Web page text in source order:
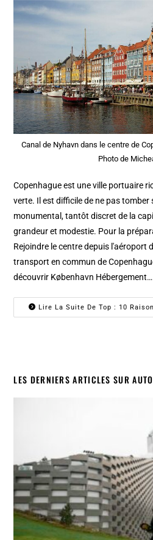
Canal de Nyhavn dans le centre de
Photo de
Copenhague est une ville portuaire
verte. Il est difficile de ne pas
monumental, tantôt discret de la
grandeur et modestie. Pour la
Rejoindre le centre depuis l'aéroport
transport en commun de
découvrir København Hébergement…
Lire La Suite De Top : 10
LES DERNIERS ARTICLES SUR